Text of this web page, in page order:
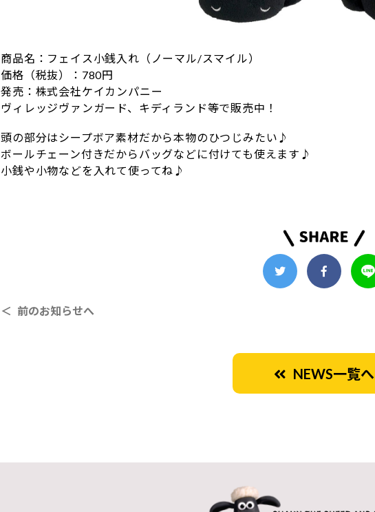
商品名：フェイス小銭入れ（ノーマル/スマイル）
価格（税抜）：780円
発売：株式会社ケイカンパニー
ヴィレッジヴァンガード、キディランド等で販売中！
頭の部分はシープボア素材だから本物のひつじみたい♪
ボールチェーン付きだからバッグなどに付けても使えます♪
小銭や小物などを入れて使ってね♪
＜ 前のお知らせへ
NEWS一覧へ